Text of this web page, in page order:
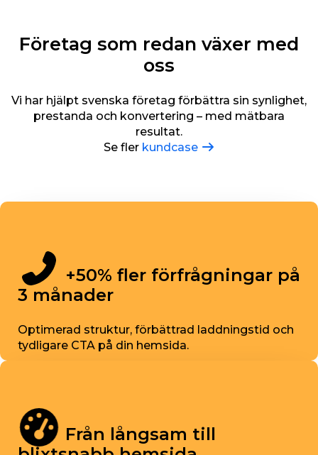
Företag som redan växer med
oss
Vi har hjälpt svenska företag förbättra sin synlighet,
prestanda och konvertering – med mätbara
resultat.
Se fler kundcase
+50% fler förfrågningar på
3 månader
Optimerad struktur, förbättrad laddningstid och
tydligare CTA på din hemsida.
Från långsam till